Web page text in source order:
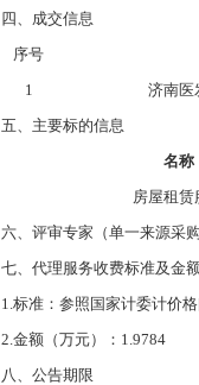
四、成交信息
序号
1
济南医
五、主要标的信息
名称
房屋租赁
六、评审专家（单一来源采
七、代理服务收费标准及金额
1.标准：参照国家计委计价
2.金额（万元）：1.9784
八、公告期限